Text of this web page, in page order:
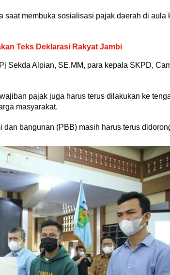
saat membuka sosialisasi pajak daerah di aula
Teks Deklarasi Rakyat Jambi
Sekda Alpian, SE.MM, para kepala SKPD,
pajak juga harus terus dilakukan ke
masyarakat.
bangunan (PBB) masih harus terus